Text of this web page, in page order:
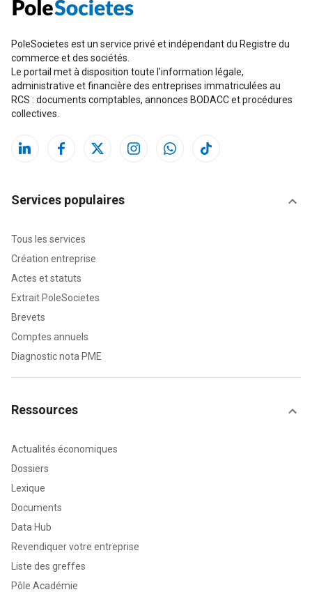
PoleSocietes est un service privé et indépendant du Registre du
commerce et des sociétés.
Le portail met à disposition toute l'information légale,
administrative et financière des entreprises immatriculées au
RCS : documents comptables, annonces BODACC et procédures
collectives.
Services populaires
Tous les services
Création entreprise
Actes et statuts
Extrait PoleSocietes
Brevets
Comptes annuels
Diagnostic nota PME
Ressources
Actualités économiques
Dossiers
Lexique
Documents
Data Hub
Revendiquer votre entreprise
Liste des greffes
Pôle Académie